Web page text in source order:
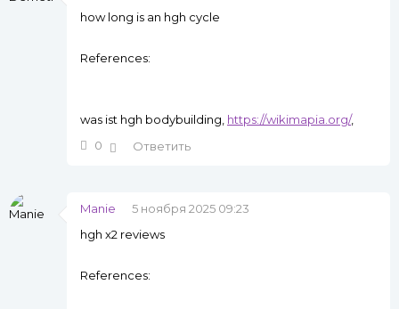
how long is an hgh cycle
References:
was ist hgh bodybuilding, https://wikimapia.org/,
0
Ответить
Manie
5 ноября 2025 09:23
hgh x2 reviews
References: